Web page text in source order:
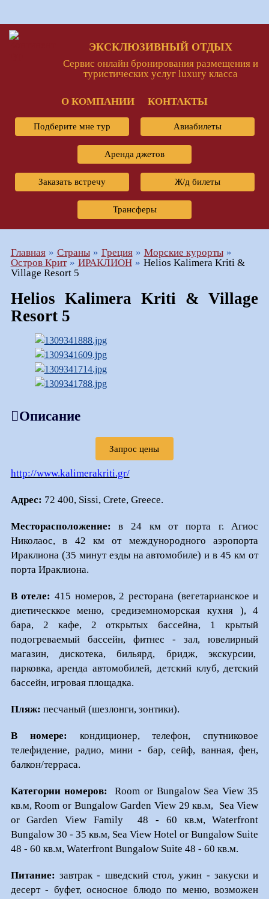
ЭКСКЛЮЗИВНЫЙ ОТДЫХ
Сервис онлайн бронирования размещения и
туристических услуг luxury класса
О КОМПАНИИ КОНТАКТЫ
Подберите мне тур Авиабилеты
Аренда джетов
Заказать встречу Ж/д билеты
Трансферы
Главная Страны Греция
Морские курорты
Остров Крит
ИРАКЛИОН
Helios Kalimera Kriti &
Village Resort 5
Helios Kalimera Kriti & Village
Resort 5
Описание
Запрос цены
http://www.kalimerakriti.gr/
Адрес: 72 400, Sissi, Crete, Greece.
Месторасположение: в 24 км от порта г. Агиос
Николаос, в 42 км от междунородного аэропорта
Ираклиона (35 минут езды на автомобиле) и в 45 км от
порта Ираклиона.
В отеле: 415 номеров, 2 ресторана (вегетарианское и
диетическкое меню, средиземноморская кухня ), 4
бара, 2 кафе, 2 открытых бассейна, 1 крытый
подогреваемый бассейн, фитнес - зал, ювелирный
магазин, дискотека, бильярд, бридж, экскурсии,
парковка, аренда автомобилей, детский клуб, детский
бассейн, игровая площадка.
Пляж: песчаный (шезлонги, зонтики).
В номере: кондиционер, телефон, спутниковое
телефидение, радио, мини - бар, сейф, ванная, фен,
балкон/терраса.
Категории номеров: Room or Bungalow Sea View 35
кв.м, Room or Bungalow Garden View 29 кв.м, Sea View
or Garden View Family 48 - 60 кв.м, Waterfront
Bungalow 30 - 35 кв.м, Sea View Hotel or Bungalow Suite
48 - 60 кв.м, Waterfront Bungalow Suite 48 - 60 кв.м.
Питание: завтрак - шведский стол, ужин - закуски и
десерт - буфет, осносное блюдо по меню, возможен